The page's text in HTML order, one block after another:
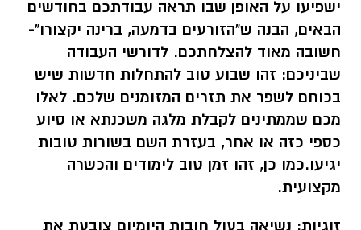
ישפיעו על האופן שבו תראה עבודתכם בחודשים
הבאים, הבנה ש"הזורעים בדמעה, ברינה יקצורו"-
חשובה מאוד להצלחתכם. לדורשי העבודה
שביניכם: זהו שבוע טוב להתחלות חדשות שיש
בכוחם לשפר את תזרים המזומנים שלכם. לאלו
מכם שממתינים לקבלת מלגה משכנתא או סיוע
כספי כזה או אחר, בעזרת השם בשורות טובות
יגיעו.כמו כן, זהו זמן טוב לימודים והכשרה
מקצועית.
זוגיות: נשיאה בעול חובות היומיום צובעת את